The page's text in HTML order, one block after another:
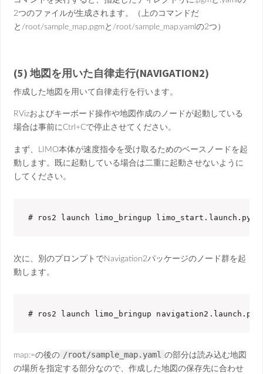
2つのファイルが生成されます。（上のコマンドだ
と/root/sample_map.pgmと/root/sample_map.yamlの2つ）
(5) 地図を用いた自律走行(NAVIGATION2)
作成した地図を用いて自律走行を行います。
RVizおよびキーボード操作や地図作成のノードが起動している
場合は事前にCtrl+Cで停止させてください。
まず、LIMO本体が速度指令を受け取るためのベースノードを起
動します。既に起動している場合は二重に起動させないように
してください。
# ros2 launch limo_bringup limo_start.launch.py
次に、別のプロンプトでNavigation2パッケージのノード群を起
動します。
# ros2 launch limo_bringup navigation2.launch.py
map:=の後の /root/sample_map.yaml の部分は読み込む地図
の場所を指定する部分なので、作成した地図の保存先に合わせ